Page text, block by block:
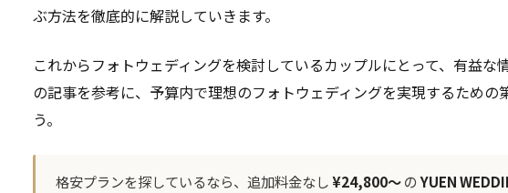
ぶ方法を徹底的に解説していきます。
これからフォトウェディングを検討しているカップルにとって、有益な
の記事を参考に、予算内で理想のフォトウェディングを実現するための
う。
格安プランを探しているなら、追加料金なし¥24,800〜のYUEN